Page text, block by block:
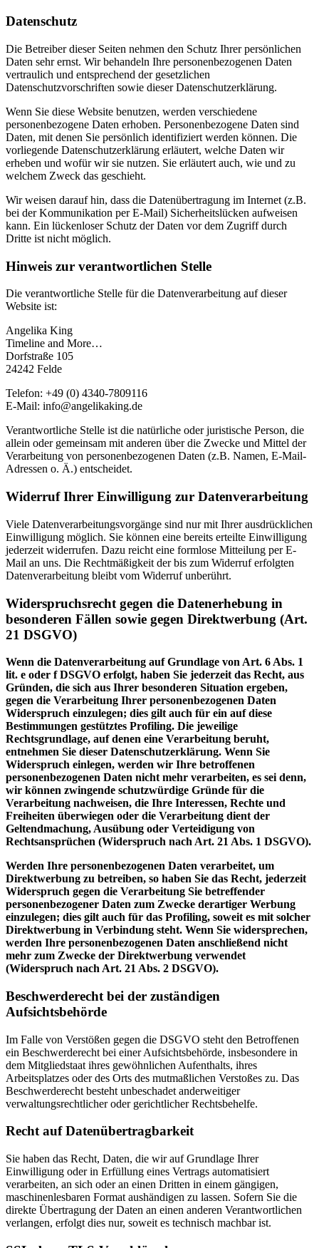
Datenschutz
Die Betreiber dieser Seiten nehmen den Schutz Ihrer persönlichen
Daten sehr ernst. Wir behandeln Ihre personenbezogenen Daten
vertraulich und entsprechend der gesetzlichen
Datenschutzvorschriften sowie dieser Datenschutzerklärung.
Wenn Sie diese Website benutzen, werden verschiedene
personenbezogene Daten erhoben. Personenbezogene Daten sind
Daten, mit denen Sie persönlich identifiziert werden können. Die
vorliegende Datenschutzerklärung erläutert, welche Daten wir
erheben und wofür wir sie nutzen. Sie erläutert auch, wie und zu
welchem Zweck das geschieht.
Wir weisen darauf hin, dass die Datenübertragung im Internet (z.B.
bei der Kommunikation per E-Mail) Sicherheitslücken aufweisen
kann. Ein lückenloser Schutz der Daten vor dem Zugriff durch
Dritte ist nicht möglich.
Hinweis zur verantwortlichen Stelle
Die verantwortliche Stelle für die Datenverarbeitung auf dieser
Website ist:
Angelika King
Timeline and More…
Dorfstraße 105
24242 Felde
Telefon: +49 (0) 4340-7809116
E-Mail: info@angelikaking.de
Verantwortliche Stelle ist die natürliche oder juristische Person, die
allein oder gemeinsam mit anderen über die Zwecke und Mittel der
Verarbeitung von personenbezogenen Daten (z.B. Namen, E-Mail-
Adressen o. Ä.) entscheidet.
Widerruf Ihrer Einwilligung zur Datenverarbeitung
Viele Datenverarbeitungsvorgänge sind nur mit Ihrer ausdrücklichen
Einwilligung möglich. Sie können eine bereits erteilte Einwilligung
jederzeit widerrufen. Dazu reicht eine formlose Mitteilung per E-
Mail an uns. Die Rechtmäßigkeit der bis zum Widerruf erfolgten
Datenverarbeitung bleibt vom Widerruf unberührt.
Widerspruchsrecht gegen die Datenerhebung in
besonderen Fällen sowie gegen Direktwerbung (Art.
21 DSGVO)
Wenn die Datenverarbeitung auf Grundlage von Art. 6 Abs. 1
lit. e oder f DSGVO erfolgt, haben Sie jederzeit das Recht, aus
Gründen, die sich aus Ihrer besonderen Situation ergeben,
gegen die Verarbeitung Ihrer personenbezogenen Daten
Widerspruch einzulegen; dies gilt auch für ein auf diese
Bestimmungen gestütztes Profiling. Die jeweilige
Rechtsgrundlage, auf denen eine Verarbeitung beruht,
entnehmen Sie dieser Datenschutzerklärung. Wenn Sie
Widerspruch einlegen, werden wir Ihre betroffenen
personenbezogenen Daten nicht mehr verarbeiten, es sei denn,
wir können zwingende schutzwürdige Gründe für die
Verarbeitung nachweisen, die Ihre Interessen, Rechte und
Freiheiten überwiegen oder die Verarbeitung dient der
Geltendmachung, Ausübung oder Verteidigung von
Rechtsansprüchen (Widerspruch nach Art. 21 Abs. 1 DSGVO).
Werden Ihre personenbezogenen Daten verarbeitet, um
Direktwerbung zu betreiben, so haben Sie das Recht, jederzeit
Widerspruch gegen die Verarbeitung Sie betreffender
personenbezogener Daten zum Zwecke derartiger Werbung
einzulegen; dies gilt auch für das Profiling, soweit es mit solcher
Direktwerbung in Verbindung steht. Wenn Sie widersprechen,
werden Ihre personenbezogenen Daten anschließend nicht
mehr zum Zwecke der Direktwerbung verwendet
(Widerspruch nach Art. 21 Abs. 2 DSGVO).
Beschwerderecht bei der zuständigen
Aufsichtsbehörde
Im Falle von Verstößen gegen die DSGVO steht den Betroffenen
ein Beschwerderecht bei einer Aufsichtsbehörde, insbesondere in
dem Mitgliedstaat ihres gewöhnlichen Aufenthalts, ihres
Arbeitsplatzes oder des Orts des mutmaßlichen Verstoßes zu. Das
Beschwerderecht besteht unbeschadet anderweitiger
verwaltungsrechtlicher oder gerichtlicher Rechtsbehelfe.
Recht auf Datenübertragbarkeit
Sie haben das Recht, Daten, die wir auf Grundlage Ihrer
Einwilligung oder in Erfüllung eines Vertrags automatisiert
verarbeiten, an sich oder an einen Dritten in einem gängigen,
maschinenlesbaren Format aushändigen zu lassen. Sofern Sie die
direkte Übertragung der Daten an einen anderen Verantwortlichen
verlangen, erfolgt dies nur, soweit es technisch machbar ist.